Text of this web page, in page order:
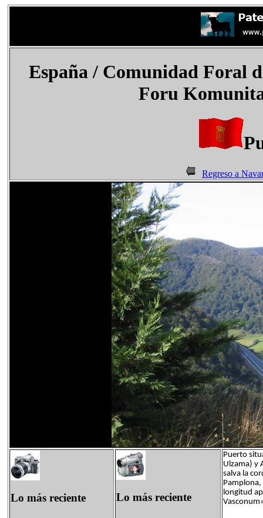
España / Comunidad Foral
Foru
Regreso a
Lo más reciente Lo más reciente
Puerto
Ulzama) y
salva la
Pamplona,
longitud